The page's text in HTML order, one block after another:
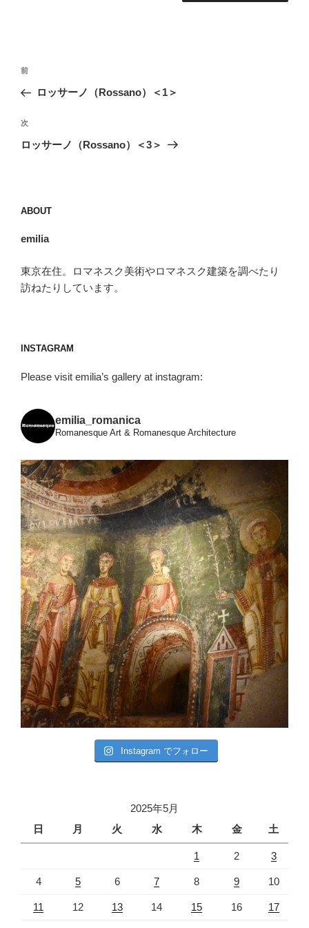
投
ナ
ビ
ゲ
ン
前
の
稿
前
ロッサーノ（Rossano）＜1＞
次
の
次
ロッサーノ（Rossano）＜3＞
ABOUT
emilia
東京在住。ロマネスク美術やロマネスク建築を調べたり
訪ねたりしています。
INSTAGRAM
Please visit emilia’s gallery at instagram:
emilia_romanica
Romanesque Art & Romanesque Architecture
Instagram でフォロー
2025年5月
日
月 火 水 木 金 土
1 2 3
4 5 6 7 8 9 10
11 12 13 14 15 16 17